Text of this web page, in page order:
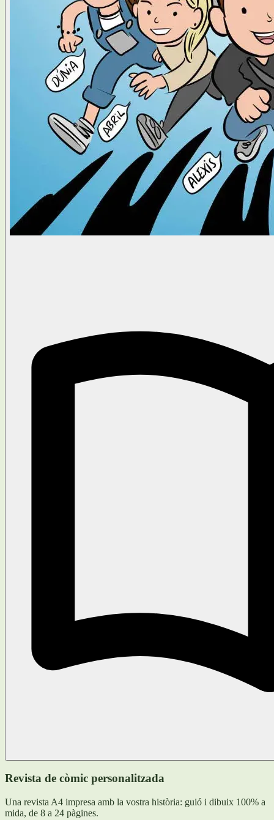
Revista de còmic personalitzada
Una revista A4 impresa amb la vostra història: guió i dibuix 100% a
mida, de 8 a 24 pàgines.